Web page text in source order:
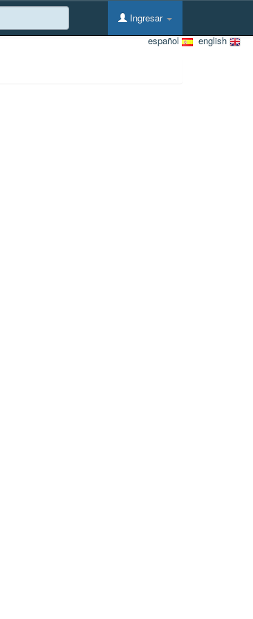
Ingresar
english
español